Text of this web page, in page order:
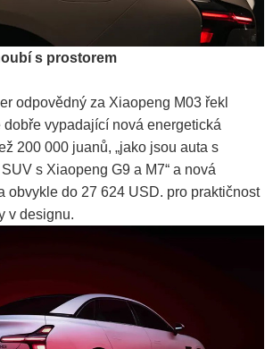
s prostorem
odpovědný za Xiaopeng M03 řekl
dobře vypadající nová energetická
200 000 juanů, „jako jsou auta s
s Xiaopeng G9 a M7“ a nová
obvykle do 27 624 USD. pro praktičnost
v designu.